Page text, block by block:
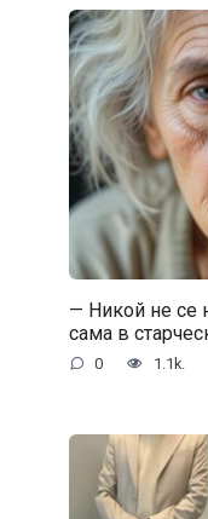
— Никой не се
сама в
0 1.1k.